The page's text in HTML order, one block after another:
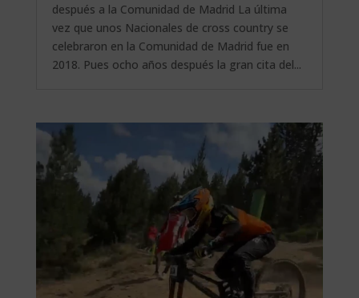
después a la Comunidad de Madrid La última
vez que unos Nacionales de cross country se
celebraron en la Comunidad de Madrid fue en
2018. Pues ocho años después la gran cita del...